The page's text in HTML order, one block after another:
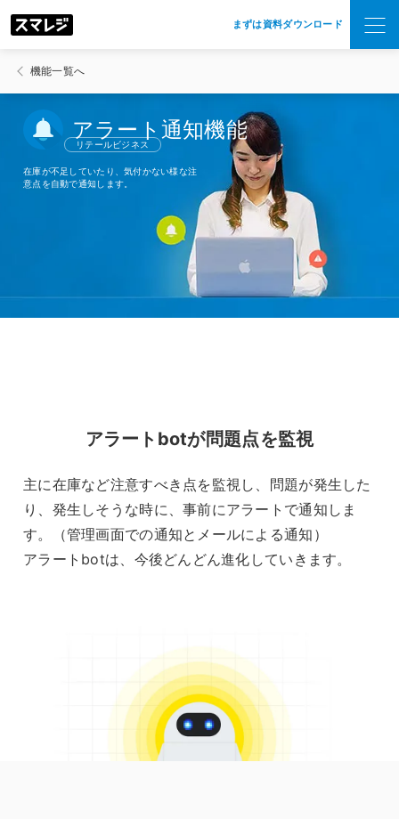
まずは資料ダウンロード
アラート通知機能
リテールビジネス
在庫が不足していたり、気付かない様な注
意点を自動で通知します。
アラートbotが問題点を監視
主に在庫など注意すべき点を監視し、問題が発生した
り、発生しそうな時に、事前にアラートで通知しま
す。（管理画面での通知とメールによる通知）
アラートbotは、今後どんどん進化していきます。
機能一覧へ